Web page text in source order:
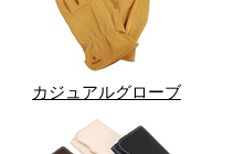
カジュアルグローブ